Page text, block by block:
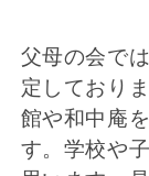
父母の会で
定しており
館や和中庵
す。学校や